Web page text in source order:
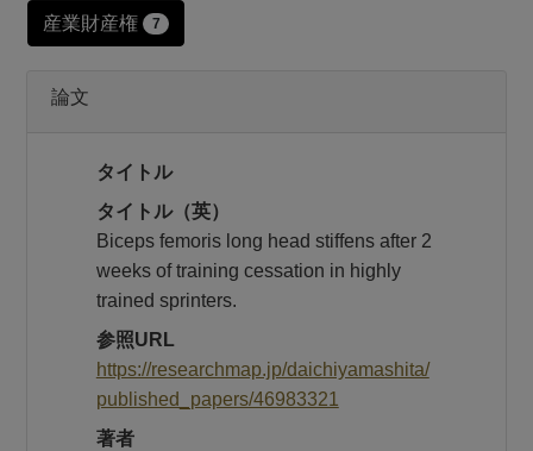
産業財産権 7
論文
タイトル
タイトル（英）
Biceps femoris long head stiffens after 2
weeks of training cessation in highly
trained sprinters.
参照URL
https://researchmap.jp/daichiyamashita/
published_papers/46983321
著者